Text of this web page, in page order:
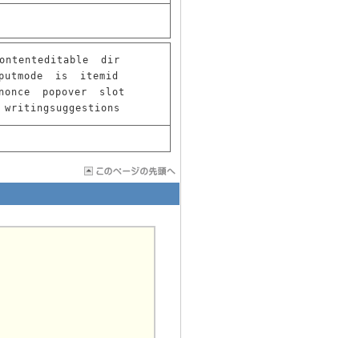
dir
is
itemid
popover
slot
writingsuggestions